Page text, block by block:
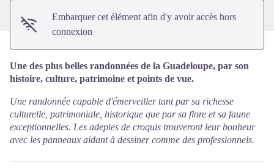
Embarquer cet élément afin d'y avoir accès hors
connexion
Une des plus belles randonnées de la Guadeloupe, par son
histoire, culture, patrimoine et points de vue.
Une randonnée capable d'émerveiller tant par sa richesse
culturelle, patrimoniale, historique que par sa flore et sa faune
exceptionnelles. Les adeptes de croquis trouveront leur bonheur
avec les panneaux aidant à dessiner comme des professionnels.